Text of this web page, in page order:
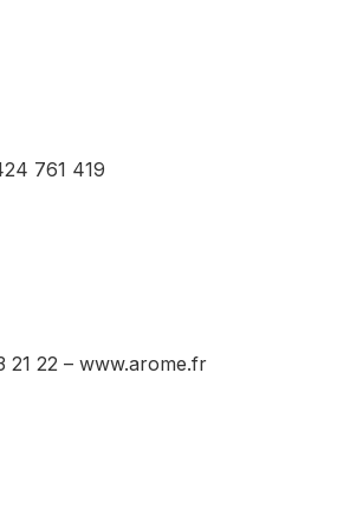
761 419
21 22 – www.arome.fr